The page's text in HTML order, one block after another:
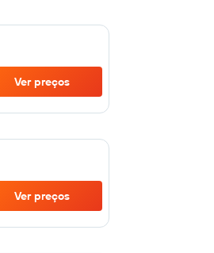
Ver preços
Ver preços